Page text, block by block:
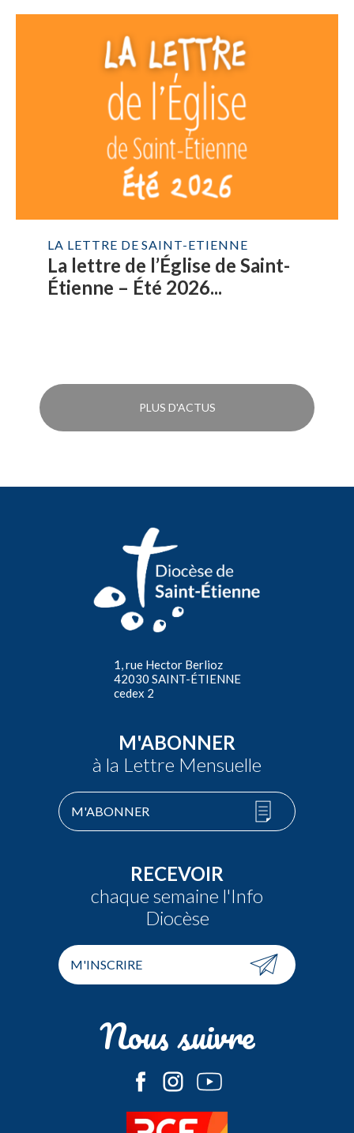
LA LETTRE DE SAINT-ETIENNE
La lettre de l’Église de Saint-
Étienne – Été 2026...
PLUS D'ACTUS
1, rue Hector Berlioz
42030 SAINT-ÉTIENNE
cedex 2
M'ABONNER
à la Lettre Mensuelle
M'ABONNER
RECEVOIR
chaque semaine l'Info
Diocèse
M'INSCRIRE
Nous suivre